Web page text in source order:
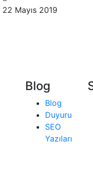
22 Mayıs 2019
Blog
Blog
Duyuru
SEO
Yazıları